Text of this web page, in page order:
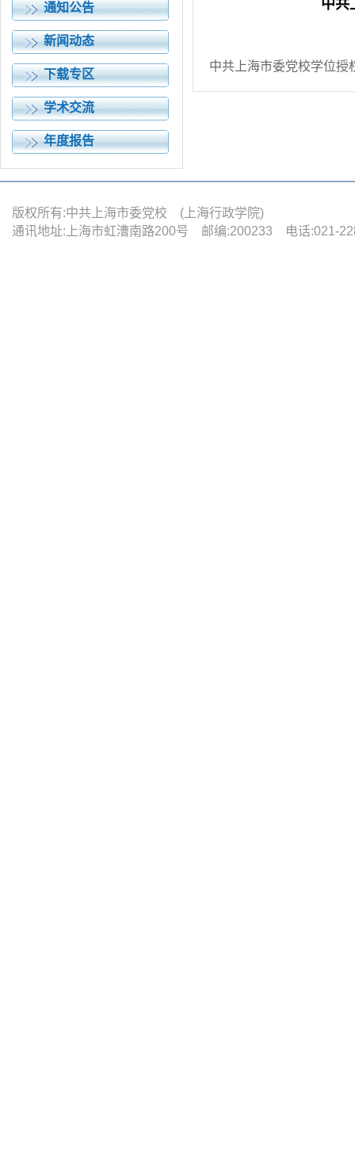
通知公告
新闻动态
下载专区
学术交流
年度报告
中共
中共上海市委党校学位授
版权所有:中共上海市委党校 (上海行政学院)
通讯地址:上海市虹漕南路200号 邮编:200233 电话:021-